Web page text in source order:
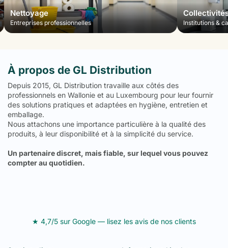
Nettoyage
Entreprises professionnelles Institutions &
À propos de GL Distribution
Depuis 2015, GL Distribution travaille aux côtés des
professionnels en Wallonie et au Luxembourg pour leur fournir
des solutions pratiques et adaptées en hygiène, entretien et
emballage.
Nous attachons une importance particulière à la qualité des
produits, à leur disponibilité et à la simplicité du service.
Un partenaire discret, mais fiable, sur lequel vous pouvez
compter au quotidien.
★ 4,7/5 sur Google — lisez les avis de nos clients